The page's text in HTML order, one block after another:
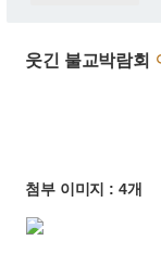
웃긴 불교박람회
첨부 이미지 : 4개